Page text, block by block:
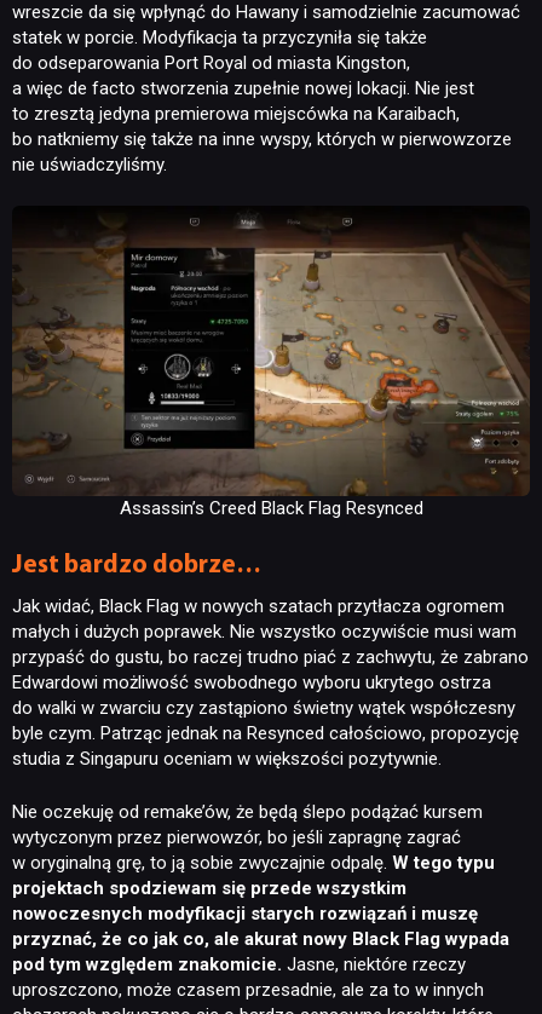
wreszcie da się wpłynąć do Hawany i samodzielnie zacumować
statek w porcie. Modyfikacja ta przyczyniła się także
do odseparowania Port Royal od miasta Kingston,
a więc de facto stworzenia zupełnie nowej lokacji. Nie jest
to zresztą jedyna premierowa miejscówka na Karaibach,
bo natkniemy się także na inne wyspy, których w pierwowzorze
nie uświadczyliśmy.
Assassin’s Creed Black Flag Resynced
Jest bardzo dobrze…
Jak widać, Black Flag w nowych szatach przytłacza ogromem
małych i dużych poprawek. Nie wszystko oczywiście musi wam
przypaść do gustu, bo raczej trudno piać z zachwytu, że zabrano
Edwardowi możliwość swobodnego wyboru ukrytego ostrza
do walki w zwarciu czy zastąpiono świetny wątek współczesny
byle czym. Patrząc jednak na Resynced całościowo, propozycję
studia z Singapuru oceniam w większości pozytywnie.
Nie oczekuję od remake’ów, że będą ślepo podążać kursem
wytyczonym przez pierwowzór, bo jeśli zapragnę zagrać
w oryginalną grę, to ją sobie zwyczajnie odpalę. W tego typu
projektach spodziewam się przede wszystkim
nowoczesnych modyfikacji starych rozwiązań i muszę
przyznać, że co jak co, ale akurat nowy Black Flag wypada
pod tym względem znakomicie. Jasne, niektóre rzeczy
uproszczono, może czasem przesadnie, ale za to w innych